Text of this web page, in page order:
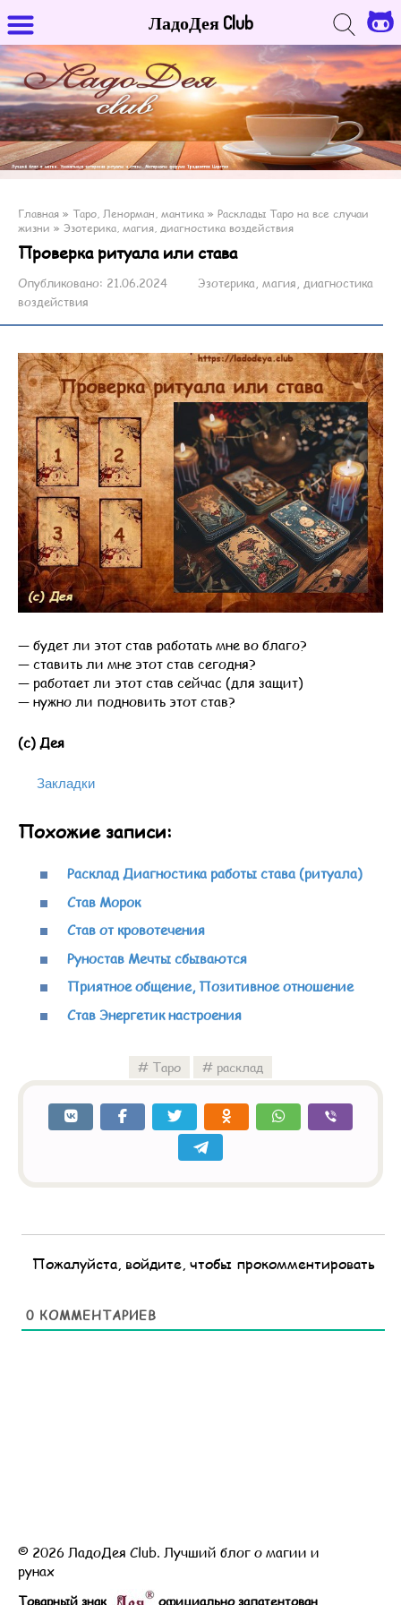
Главная » Таро, Ленорман, мантика » Расклады Таро на все случаи
жизни » Эзотерика, магия, диагностика воздействия
Проверка ритуала или става
Опубликовано: 21.06.2024
Эзотерика, магия, диагностика
воздействия
— будет ли этот став работать мне во благо?
— ставить ли мне этот став сегодня?
— работает ли этот став сейчас (для защит)
— нужно ли подновить этот став?
(с) Дея
Закладки
Похожие записи:
Расклад Диагностика работы става (ритуала)
Став Морок
Став от кровотечения
Руностав Мечты сбываются
Приятное общение, Позитивное отношение
Став Энергетик настроения
Таро расклад
Пожалуйста, войдите, чтобы прокомментировать
0 КОММЕНТАРИЕВ
© 2026 ЛадоДея Club. Лучший блог о магии и
рунах
Товарный знак официально запатентован
ЛадоДея Club